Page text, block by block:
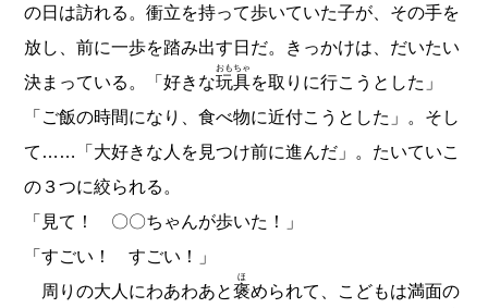
の日は訪れる。衝立を持って歩いていた子が、その手を
放し、前に一歩を踏み出す日だ。きっかけは、だいたい
決まっている。「好きな玩具
おもちゃ
を取りに行こうとした」
「ご飯の時間になり、食べ物に近付こうとした」。そし
て……「大好きな人を見つけ前に進んだ」。たいていこ
の３つに絞られる。
「見て！ 〇〇ちゃんが歩いた！」
「すごい！ すごい！」
周りの大人にわあわあと褒
ほ
められて、こどもは満面の